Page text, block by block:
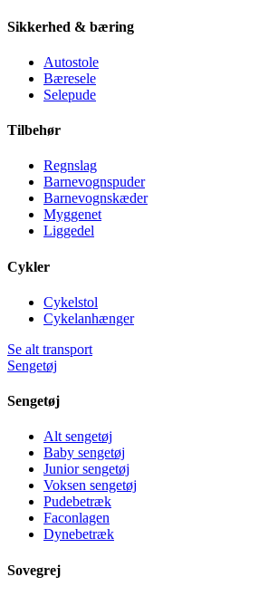
Sikkerhed & bæring
Autostole
Bæresele
Selepude
Tilbehør
Regnslag
Barnevognspuder
Barnevognskæder
Myggenet
Liggedel
Cykler
Cykelstol
Cykelanhænger
Se alt transport
Sengetøj
Sengetøj
Alt sengetøj
Baby sengetøj
Junior sengetøj
Voksen sengetøj
Pudebetræk
Faconlagen
Dynebetræk
Sovegrej